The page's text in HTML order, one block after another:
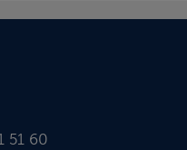
51 60